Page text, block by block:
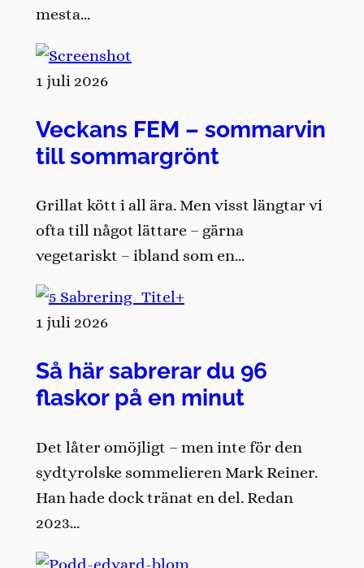
mesta…
1 juli 2026
Veckans FEM – sommarvin
till sommargrönt
Grillat kött i all ära. Men visst längtar vi
ofta till något lättare – gärna
vegetariskt – ibland som en…
1 juli 2026
Så här sabrerar du 96
flaskor på en minut
Det låter omöjligt – men inte för den
sydtyrolske sommelieren Mark Reiner.
Han hade dock tränat en del. Redan
2023…